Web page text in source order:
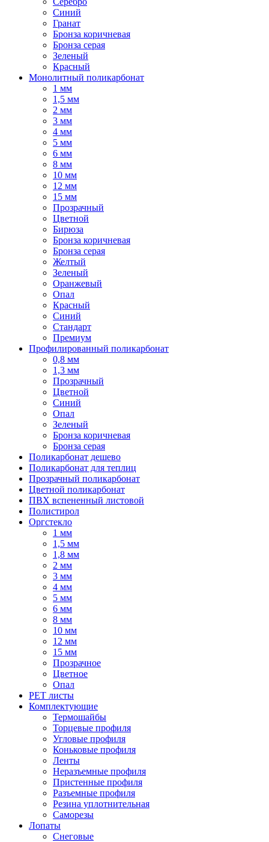
Синий
Гранат
Бронза коричневая
Бронза серая
Зеленый
Красный
Монолитный поликарбонат
1 мм
1,5 мм
2 мм
3 мм
4 мм
5 мм
6 мм
8 мм
10 мм
12 мм
15 мм
Прозрачный
Цветной
Бирюза
Бронза коричневая
Бронза серая
Желтый
Зеленый
Оранжевый
Опал
Красный
Синий
Стандарт
Премиум
Профилированный поликарбонат
0,8 мм
1,3 мм
Прозрачный
Цветной
Синий
Опал
Зеленый
Бронза коричневая
Бронза серая
Поликарбонат дешево
Поликарбонат для теплиц
Прозрачный поликарбонат
Цветной поликарбонат
ПВХ вспененный листовой
Полистирол
Оргстекло
1 мм
1,5 мм
1,8 мм
2 мм
3 мм
4 мм
5 мм
6 мм
8 мм
10 мм
12 мм
15 мм
Прозрачное
Цветное
Опал
PET листы
Комплектующие
Термошайбы
Торцевые профиля
Угловые профиля
Коньковые профиля
Ленты
Неразъемные профиля
Пристенные профиля
Разъемные профиля
Резина уплотнительная
Саморезы
Лопаты
Снеговые